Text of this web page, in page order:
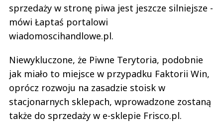
sprzedaży w stronę piwa jest jeszcze silniejsze -
mówi Łaptaś portalowi
wiadomoscihandlowe.pl.
Niewykluczone, że Piwne Terytoria, podobnie
jak miało to miejsce w przypadku Faktorii Win,
oprócz rozwoju na zasadzie stoisk w
stacjonarnych sklepach, wprowadzone zostaną
także do sprzedaży w e-sklepie Frisco.pl.